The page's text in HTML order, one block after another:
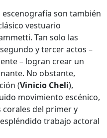
escenografía son también
vestuario
Tan solo las
y tercer actos –
– logran crear un
No obstante,
(Vinicio Cheli),
movimiento escénico,
corales del primer y
trabajo actoral